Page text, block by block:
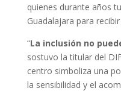
quienes durante años
Guadalajara para
“La inclusión no
sostuvo la titular del
centro simboliza una
la sensibilidad y el